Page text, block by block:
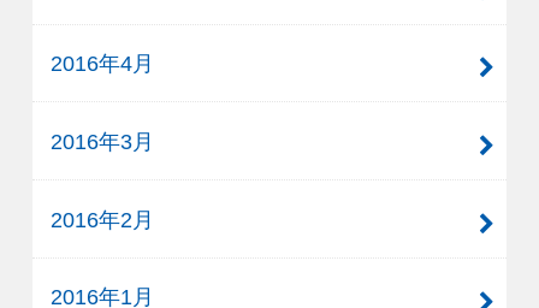
2016年4月
2016年3月
2016年2月
2016年1月